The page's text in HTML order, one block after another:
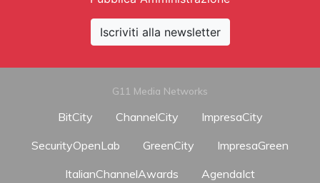
Iscriviti alla newsletter
G11 Media Networks
BitCity ChannelCity
ImpresaCity
SecurityOpenLab
GreenCity
ImpresaGreen
ItalianChannelAwards
AgendaIct